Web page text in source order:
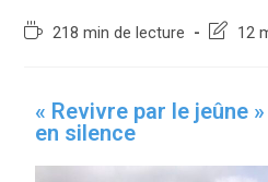
218 min de lecture 12
« Revivre par le jeûne
en silence